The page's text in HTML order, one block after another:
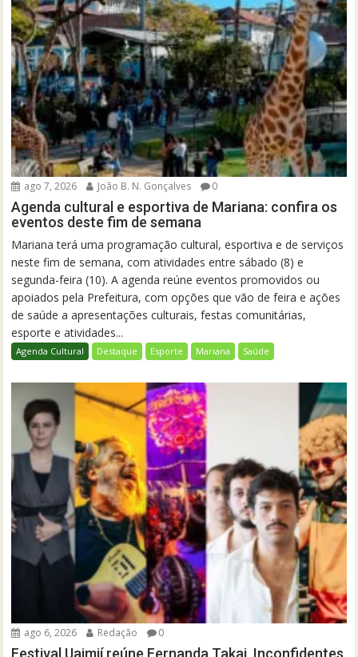
ago 7, 2026 João B. N. Gonçalves 0
Agenda cultural e esportiva de Mariana: confira os
eventos deste fim de semana
Mariana terá uma programação cultural, esportiva e de serviços
neste fim de semana, com atividades entre sábado (8) e
segunda-feira (10). A agenda reúne eventos promovidos ou
apoiados pela Prefeitura, com opções que vão de feira e ações
de saúde a apresentações culturais, festas comunitárias,
esporte e atividades...
Agenda Cultural Destaque Esporte Mariana Saúde
ago 6, 2026 Redação 0
Festival Uaimií reúne Fernanda Takai, Inconfidentes